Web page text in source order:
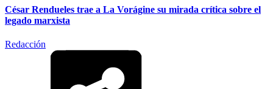
César Rendueles trae a La Vorágine su mirada crítica sobre el
legado marxista
Redacción